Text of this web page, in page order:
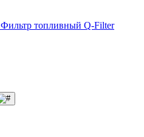
Фильтр топливный Q-Filter